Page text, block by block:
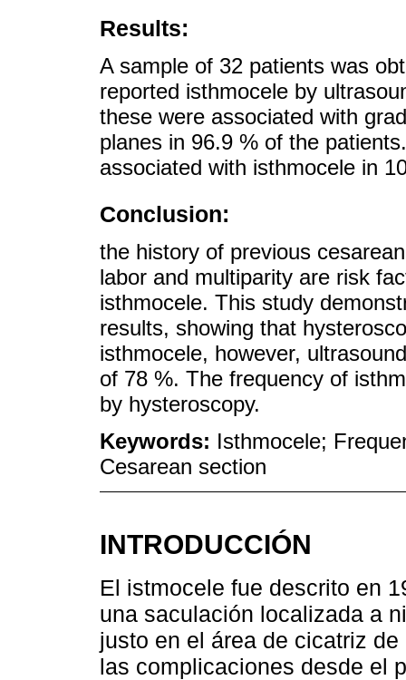
Results:
A sample of 32 patients was
reported isthmocele by
these were associated with
planes in 96.9 % of the
associated with isthmocele in
Conclusion:
the history of previous
labor and multiparity are risk
isthmocele. This study
results, showing that
isthmocele, however,
of 78 %. The frequency of
by hysteroscopy.
Keywords: Isthmocele;
Cesarean section
INTRODUCCIÓN
El istmocele fue descrito en
una saculación localizada a
justo en el área de cicatriz
las complicaciones desde el